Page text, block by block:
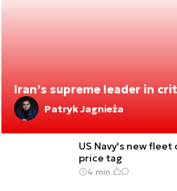
Iran’s supreme leader in
Patryk Jagnieża
US Navy's new
price tag
4 min.